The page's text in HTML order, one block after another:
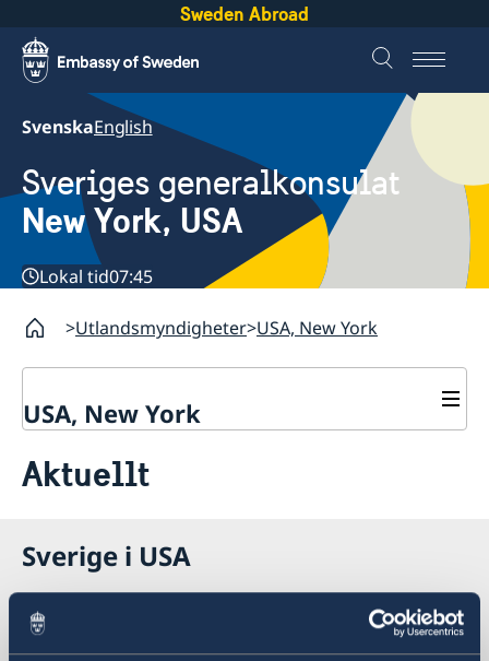
Sweden Abroad
SvenskaEnglish
Sveriges generalkonsulat
New York, USA
Lokal tid07:45
Utlandsmyndigheter USA, New York
USA, New York
Om oss
Lediga tjänster
Dataskyddspolicy (GDPR)
Vi är en resurs för svenska företag
Team Sweden
Så kan du få stöd
Svenska företag i nordöstra USA
Anmäl handelshinder
Främjarverksamhet
Midsommar 2026
Nyhetsbrev
Aktuellt
Sverige i USA
Sveriges generalkonsulat